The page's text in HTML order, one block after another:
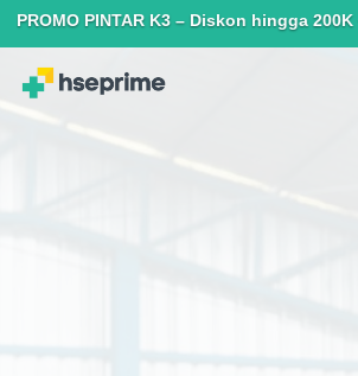
PINTAR K3 – Diskon hingga 200K +